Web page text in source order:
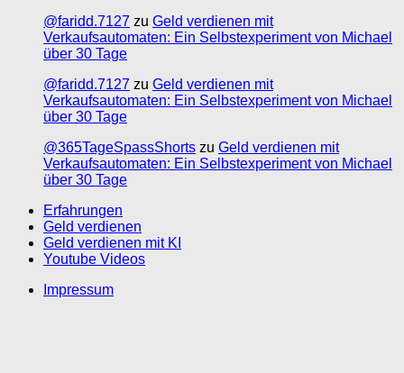
@faridd.7127 zu Geld verdienen mit
Verkaufsautomaten: Ein Selbstexperiment von Michael
über 30 Tage
@faridd.7127 zu Geld verdienen mit
Verkaufsautomaten: Ein Selbstexperiment von Michael
über 30 Tage
@365TageSpassShorts zu Geld verdienen mit
Verkaufsautomaten: Ein Selbstexperiment von Michael
über 30 Tage
Erfahrungen
Geld verdienen
Geld verdienen mit KI
Youtube Videos
Impressum